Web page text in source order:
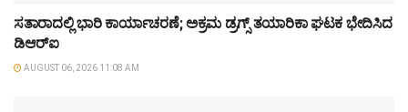
ಸತಾರಾದಲ್ಲಿ ಭಾರಿ ಕಾರ್ಯಾಚರಣೆ; ಅಕ್ರಮ ಡ್ರಗ್ಸ್ ತಯಾರಿಕಾ ಘಟಕ ಭೇದಿಸಿದ
ಡಿಆರ್‌ಐ
AUGUST 06, 2026 11:08 AM